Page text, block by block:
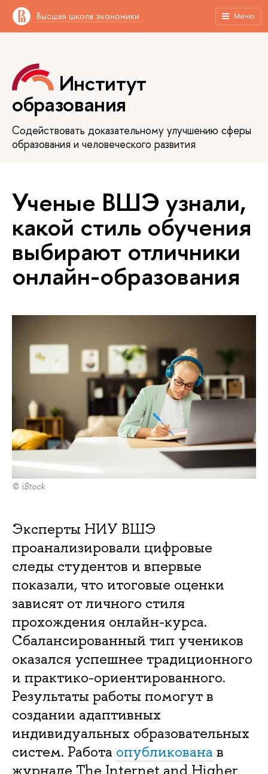
Высшая школа экономики Меню
Институт
образования
Содействовать доказательному улучшению сферы
образования и человеческого развития
Ученые ВШЭ узнали,
какой стиль обучения
выбирают отличники
онлайн-образования
© iStock
Эксперты НИУ ВШЭ
проанализировали цифровые
следы студентов и впервые
показали, что итоговые оценки
зависят от личного стиля
прохождения онлайн-курса.
Сбалансированный тип учеников
оказался успешнее традиционного
и практико-ориентированного.
Результаты работы помогут в
создании адаптивных
индивидуальных образовательных
систем. Работа опубликована в
журнале The Internet and Higher